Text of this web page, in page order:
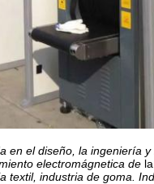
en el diseño, la ingeniería
electromágnetica de la
textil, industria de goma.